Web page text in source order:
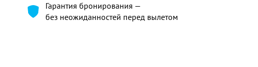
Гарантия бронирования —
без неожиданностей перед вылетом